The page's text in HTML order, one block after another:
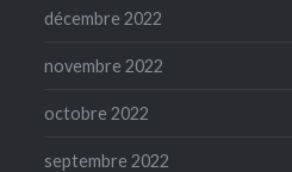
décembre 2022
novembre 2022
octobre 2022
septembre 2022